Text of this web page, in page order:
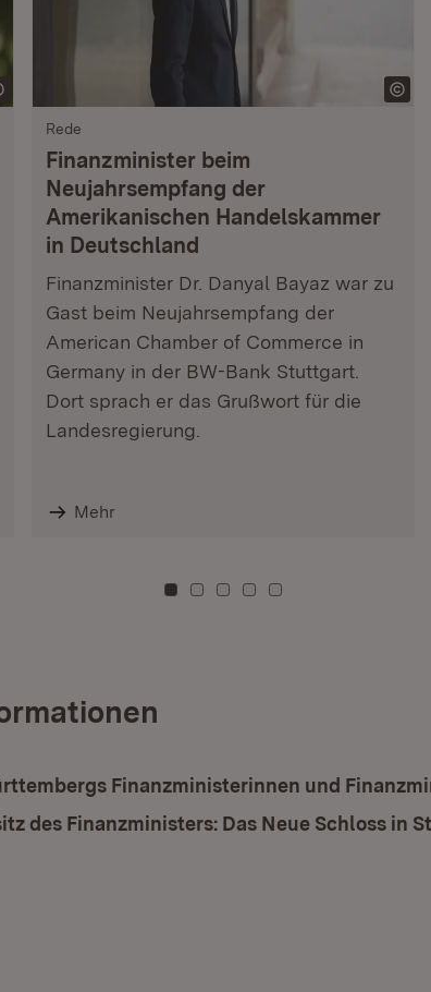
Rede
Finanzminister beim
Neujahrsempfang der
Amerikanischen Handelskammer
in Deutschland
Finanzminister Dr. Danyal Bayaz war zu
Gast beim Neujahrsempfang der
American Chamber of Commerce in
Germany in der BW-Bank Stuttgart.
Dort sprach er das Grußwort für die
Landesregierung.
Mehr
Zu Kachel: 0
Zu Kachel: 3
Zu Kachel: 6
Zu Kachel: 9
Zu Kachel: 12
Finanzministerinnen und
des Finanzministers: Das Neue Schloss in